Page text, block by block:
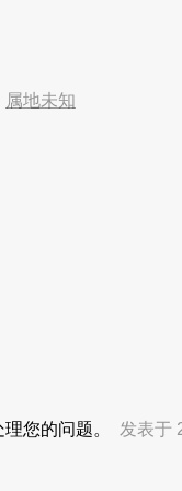
属地未知
您的问题。 发表于